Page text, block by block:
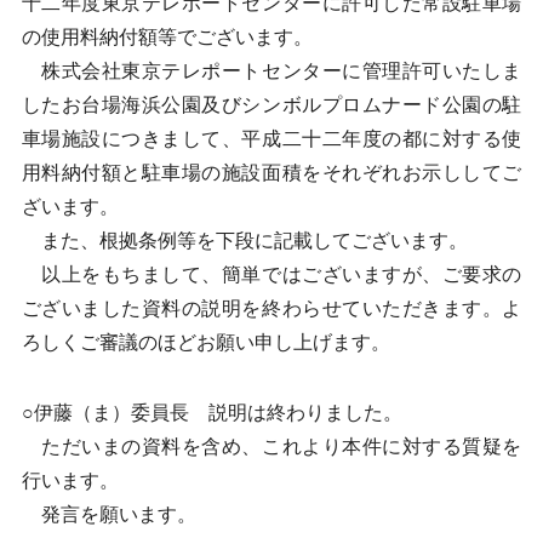
の使用料納付額等でございます。
株式会社東京テレポートセンターに管理許可いたしま
したお台場海浜公園及びシンボルプロムナード公園の駐
車場施設につきまして、平成二十二年度の都に対する使
用料納付額と駐車場の施設面積をそれぞれお示ししてご
ざいます。
また、根拠条例等を下段に記載してございます。
以上をもちまして、簡単ではございますが、ご要求の
ございました資料の説明を終わらせていただきます。よ
ろしくご審議のほどお願い申し上げます。
○伊藤（ま）委員長 説明は終わりました。
ただいまの資料を含め、これより本件に対する質疑を
行います。
発言を願います。